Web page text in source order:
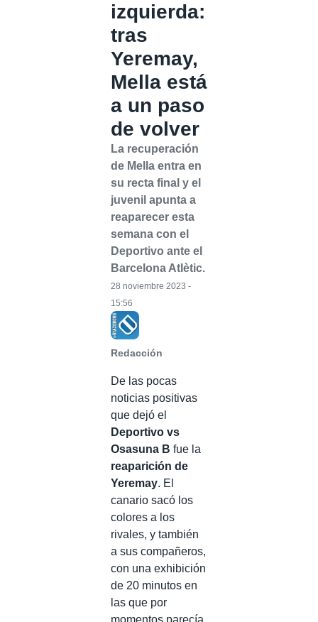
izquierda:
tras
Yeremay,
Mella está
a un paso
de volver
La recuperación
de Mella entra en
su recta final y el
juvenil apunta a
reaparecer esta
semana con el
Deportivo ante el
Barcelona Atlètic.
Redacción
28 noviembre 2023 -
15:56
De las pocas
noticias positivas
que dejó el
Deportivo vs
Osasuna B fue la
reaparición de
Yeremay. El
canario sacó los
colores a los
rivales, y también
a sus compañeros,
con una exhibición
de 20 minutos en
las que por
momentos parecía